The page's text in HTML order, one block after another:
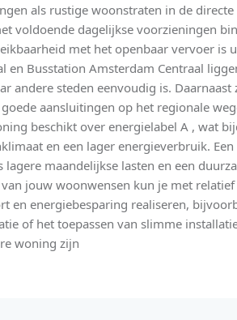
als rustige woonstraten in de
voldoende dagelijkse voorzieningen
met het openbaar vervoer is
en Busstation Amsterdam Centraal
andere steden eenvoudig is. Daarnaast
aansluitingen op het regionale
beschikt over energielabel A , wat
en een lager energieverbruik.
lagere maandelijkse lasten en een
jouw woonwensen kun je met
en energiebesparing realiseren,
of het toepassen van slimme
woning zijn